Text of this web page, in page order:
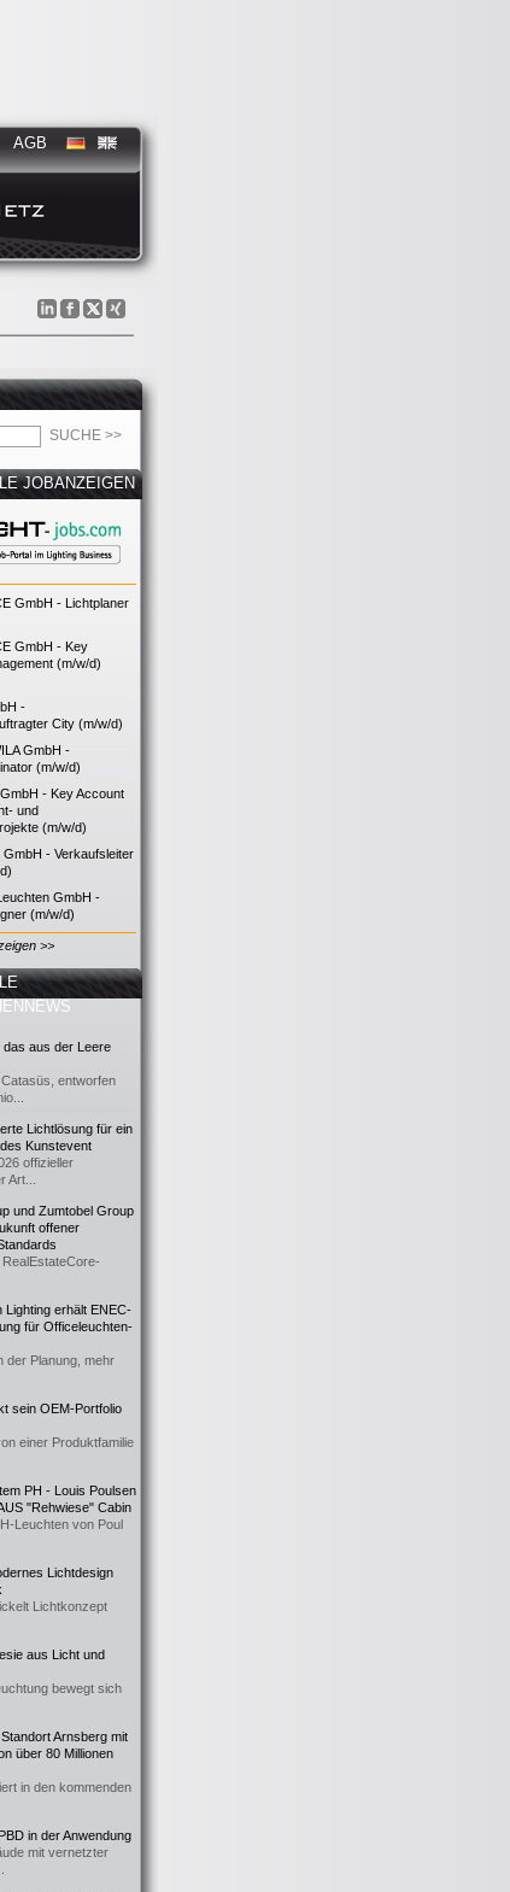
AGB
JOBANZEIGEN
GmbH - Lichtplaner
GmbH - Key
(m/w/d)
-
City (m/w/d)
GmbH -
(m/w/d)
- Key Account
und
(m/w/d)
- Verkaufsleiter
GmbH -
(m/w/d)
>>
das aus der Leere
entworfen
Lichtlösung für ein
Kunstevent
offizieller
Art...
und Zumtobel Group
offener
Lighting erhält ENEC-
für Officeleuchten-
der Planung, mehr
sein OEM-Portfolio
einer Produktfamilie
PH - Louis Poulsen
"Rehwiese" Cabin
Leuchten von Poul
Lichtdesign
Lichtkonzept
aus Licht und
bewegt sich
Arnsberg mit
über 80 Millionen
in den kommenden
in der Anwendung
mit vernetzter